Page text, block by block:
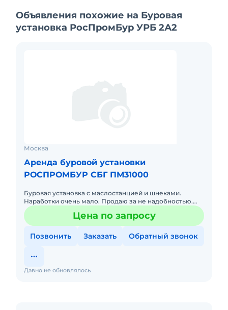
Объявления похожие на Буровая
установка РосПромБур УРБ 2А2
Москва
Аренда буровой установки
РОСПРОМБУР СБГ ПМ31000
Буровая установка с маслостанцией и шнеками.
Наработки очень мало. Продаю за не надобностью.
Возможен небольшой торг
Цена по запросу
Позвонить Заказать Обратный звонок
Давно не обновлялось